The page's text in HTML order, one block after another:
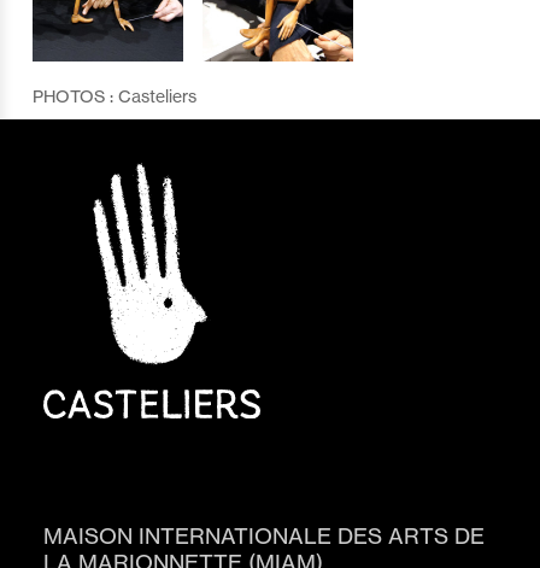
PHOTOS : Casteliers
MAISON INTERNATIONALE DES ARTS DE
LA MARIONNETTE (MIAM)